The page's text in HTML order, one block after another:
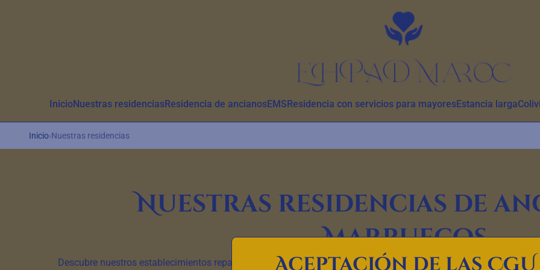
InicioNuestras residenciasResidencia de ancianosEMSResidencia con servicios para mayoresEstancia larga
Inicio›Nuestras residencias
Nuestras residencias de
Marruecos
Descubre nuestros establecimientos repartidos en 7 ciudades de Marruecos, seleccionados por la calidad de los